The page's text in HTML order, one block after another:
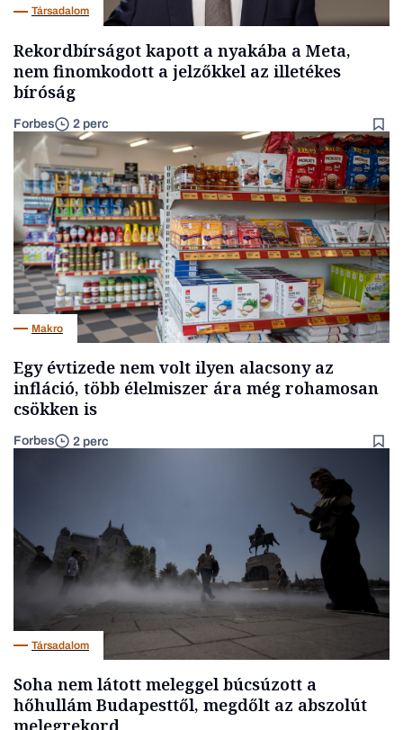
Társadalom
Rekordbírságot kapott a nyakába a Meta,
nem finomkodott a jelzőkkel az illetékes
bíróság
Forbes 2 perc
Makro
Egy évtizede nem volt ilyen alacsony az
infláció, több élelmiszer ára még rohamosan
csökken is
Forbes 2 perc
Társadalom
Soha nem látott meleggel búcsúzott a
hőhullám Budapesttől, megdőlt az abszolút
melegrekord